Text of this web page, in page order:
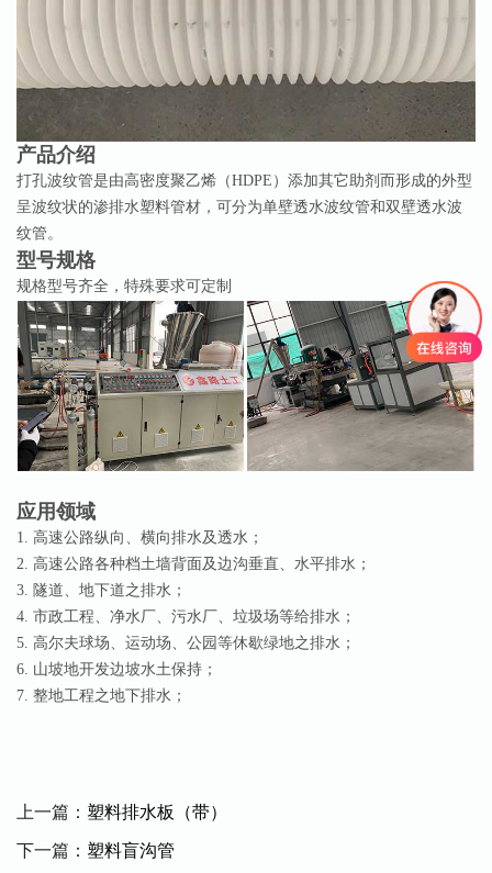
产品介绍
打孔波纹管是由高密度聚乙烯（HDPE）添加其它助剂而形成的外型
呈波纹状的渗排水塑料管材，可分为单壁透水波纹管和双壁透水波
纹管。
型号规格
规格型号齐全，特殊要求可定制
应用领域
1. 高速公路纵向、横向排水及透水；
2. 高速公路各种档土墙背面及边沟垂直、水平排水；
3. 隧道、地下道之排水；
4. 市政工程、净水厂、污水厂、垃圾场等给排水；
5. 高尔夫球场、运动场、公园等休歇绿地之排水；
6. 山坡地开发边坡水土保持；
7. 整地工程之地下排水；
上一篇： 塑料排水板（带）
下一篇： 塑料盲沟管